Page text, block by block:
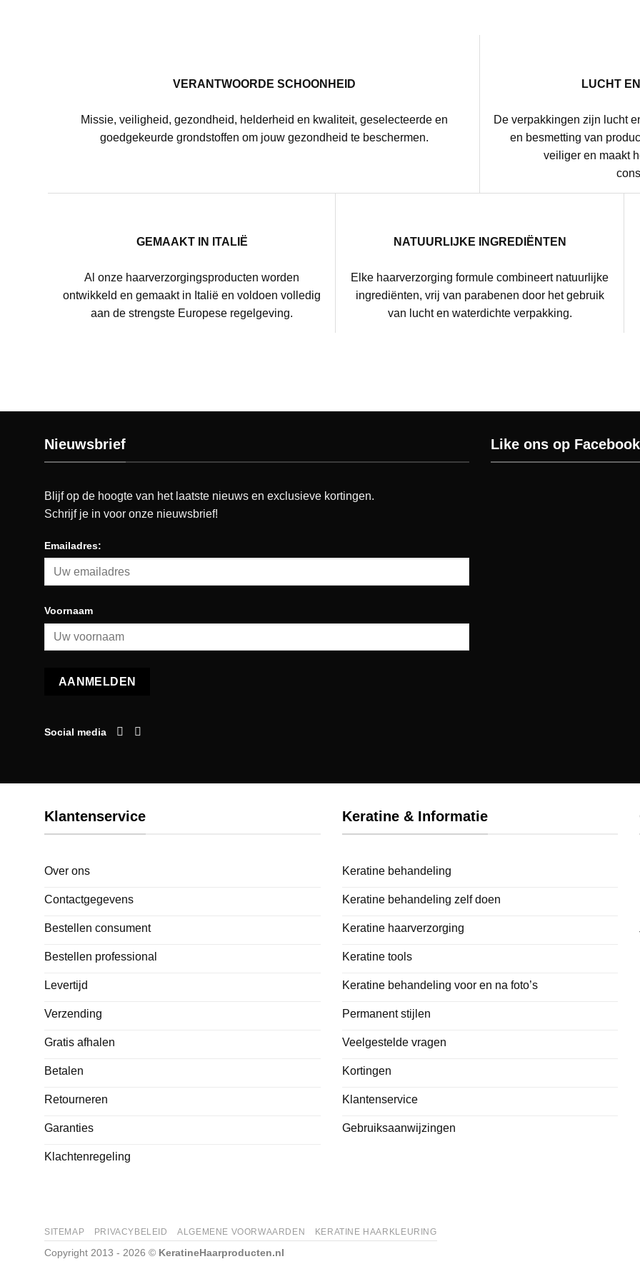
VERANTWOORDE SCHOONHEID
Missie, veiligheid, gezondheid, helderheid en kwaliteit, geselecteerde en
goedgekeurde grondstoffen om jouw gezondheid te beschermen.
LUCHT
De verpakkingen zijn lucht
en besmetting van
veiliger en maakt
GEMAAKT IN ITALIË
Al onze haarverzorgingsproducten worden
ontwikkeld en gemaakt in Italië en voldoen volledig
aan de strengste Europese regelgeving.
NATUURLIJKE INGREDIËNTEN
Elke haarverzorging formule combineert natuurlijke
ingrediënten, vrij van parabenen door het gebruik
van lucht en waterdichte verpakking.
Nieuwsbrief
Blijf op de hoogte van het laatste nieuws en exclusieve kortingen.
Schrijf je in voor onze nieuwsbrief!
Emailadres:
Voornaam
Social media
Like ons op
Klantenservice
Over ons
Contactgegevens
Bestellen consument
Bestellen professional
Levertijd
Verzending
Gratis afhalen
Betalen
Retourneren
Garanties
Klachtenregeling
Keratine & Informatie
Keratine behandeling
Keratine behandeling zelf doen
Keratine haarverzorging
Keratine tools
Keratine behandeling voor en na foto’s
Permanent stijlen
Veelgestelde vragen
Kortingen
Klantenservice
Gebruiksaanwijzingen
SITEMAP PRIVACYBELEID ALGEMENE VOORWAARDEN KERATINE HAARKLEURING
Copyright 2013 - 2026 © KeratineHaarproducten.nl